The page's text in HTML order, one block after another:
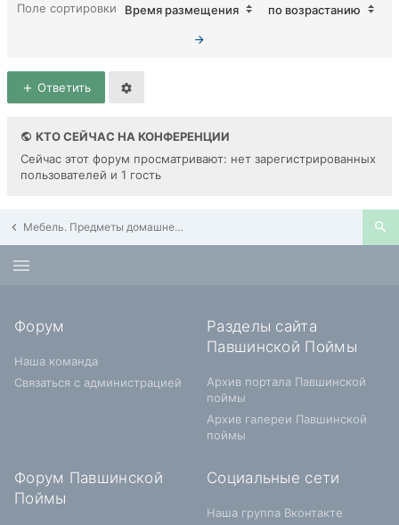
Поле сортировки
Время размещения по возрастанию
Ответить
КТО СЕЙЧАС НА КОНФЕРЕНЦИИ
Сейчас этот форум просматривают: нет зарегистрированных
пользователей и 1 гость
Мебель. Предметы домашнего обихода. Часы. Посуда
Форум
Наша команда
Связаться с администрацией
Разделы сайта
Павшинской Поймы
Архив портала Павшинской
поймы
Архив галереи Павшинской
поймы
Форум Павшинской
Поймы
Социальные сети
Наша группа Вконтакте